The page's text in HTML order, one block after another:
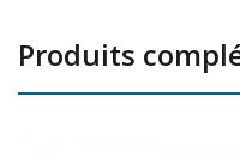
Produits